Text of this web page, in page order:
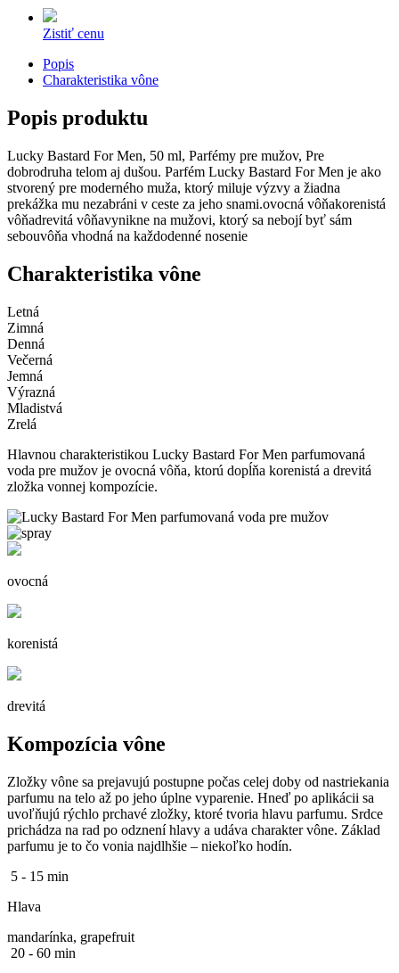
Zistiť cenu
Popis
Charakteristika vône
Popis produktu
Lucky Bastard For Men, 50 ml, Parfémy pre mužov, Pre
dobrodruha telom aj dušou. Parfém Lucky Bastard For Men je ako
stvorený pre moderného muža, ktorý miluje výzvy a žiadna
prekážka mu nezabráni v ceste za jeho snami.ovocná vôňakorenistá
vôňadrevitá vôňavynikne na mužovi, ktorý sa nebojí byť sám
sebouvôňa vhodná na každodenné nosenie
Charakteristika vône
Letná
Zimná
Denná
Večerná
Jemná
Výrazná
Mladistvá
Zrelá
Hlavnou charakteristikou Lucky Bastard For Men parfumovaná
voda pre mužov je ovocná vôňa, ktorú dopĺňa korenistá a drevitá
zložka vonnej kompozície.
ovocná
korenistá
drevitá
Kompozícia vône
Zložky vône sa prejavujú postupne počas celej doby od nastriekania
parfumu na telo až po jeho úplne vyparenie. Hneď po aplikácii sa
uvoľňujú rýchlo prchavé zložky, ktoré tvoria hlavu parfumu. Srdce
prichádza na rad po odznení hlavy a udáva charakter vône. Základ
parfumu je to čo vonia najdlhšie – niekoľko hodín.
5 - 15 min
Hlava
mandarínka, grapefruit
20 - 60 min